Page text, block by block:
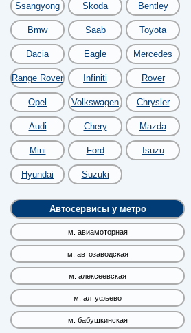
Ssangyong Skoda Bentley
Bmw Saab Toyota
Dacia Eagle Mercedes
Range Rover Infiniti Rover
Opel Volkswagen Chrysler
Audi Chery Mazda
Mini Ford Isuzu
Hyundai Suzuki
Автосервисы у метро
м. авиамоторная
м. автозаводская
м. алексеевская
м. алтуфьево
м. бабушкинская